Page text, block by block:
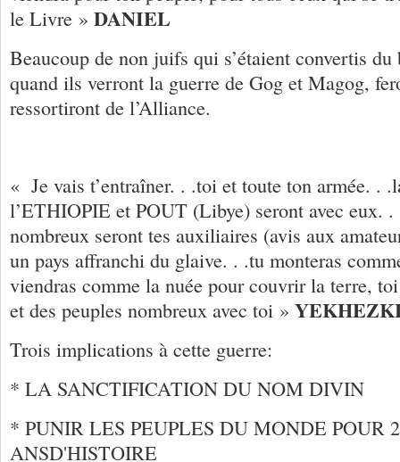
le Livre » DANIEL
Beaucoup de non juifs qui s’étaient convertis du
quand ils verront la guerre de Gog et Magog,
ressortiront de l’Alliance.
« Je vais t’entraîner. . .toi et toute ton armée. .
l’ETHIOPIE et POUT (Libye) seront avec eux. .
nombreux seront tes auxiliaires (avis aux
un pays affranchi du glaive. . .tu monteras
viendras comme la nuée pour couvrir la terre,
et des peuples nombreux avec toi »
Trois implications à cette guerre:
* LA SANCTIFICATION DU NOM DIVIN
* PUNIR LES PEUPLES DU MONDE POUR
ANSD'HISTOIRE